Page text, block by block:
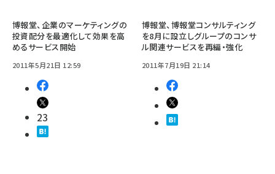
博報堂、企業のマーケティングの
投資配分を最適化して効果を高
めるサービス開始
2011年5月21日 12:59
23
博報堂、博報堂コンサルティング
を8月に設立しグループのコンサ
ル関連サービスを再編・強化
2011年7月19日 21:14